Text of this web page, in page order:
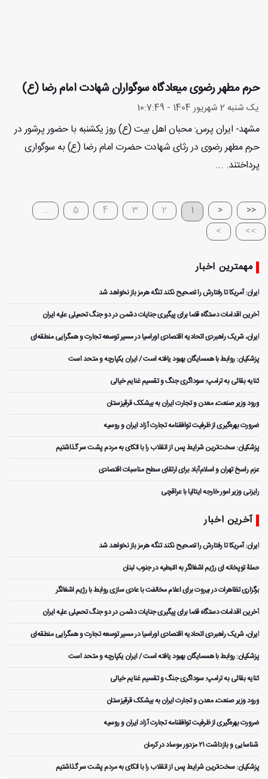
حرم مطهر رضوی میعادگاه سوگواران شهادت امام رضا (ع)
یک شنبه 2 شهریور 1404 - 10:7:49
مشهد- ایران پرس: محبان اهل بیت (ع) روز یکشنبه با حضور پرشور در
حرم مطهر رضوی در رثای شهادت حضرت امام رضا (ع) به سوگواری
پرداختند. ...
<<
<
1
2
3
4
5
...
>
>>
مهمترین اخبار
ایران: آمریکا تا رفتارش را تصحیح نکند تنگه هرمز باز نخواهد شد
آخرین اقدامات دستگاه قضا برای پیگیری جنایات دشمن در دو جنگ تحمیلی علیه ایران
ایران، شریک راهبردی اتحادیه اقتصادی اوراسیا در مسیر توسعه تجارت و همگرایی منطقه‌ای
پزشکیان: روابط با همسایگان بهبود یافته است / ایران یکپارچه و متحد است
کنایه بقائی به ترامپ: سوداگری جنگ و تقسیم غنایم خیالی
ورود وزیر صنعت، معدن و تجارت ایران به بیشکک قرقیزستان
ضرورت بهره‌گیری از ظرفیت توافقنامه تجارت آزاد ایران و روسیه
پزشکیان: سخت‌ترین شرایط پس از انقلاب را با اتکای به مردم پشت سر گذاشتیم
عزم راسخ تهران و اسلام‌آباد برای ارتقای سطح مناسبات اقتصادی
رایزنی وزیر امور خارجه ایتالیا با عراقچی
آخرین اخبار
ایران: آمریکا تا رفتارش را تصحیح نکند تنگه هرمز باز نخواهد شد
حملۀ توپخانه ای رژیم اشغالگر به النبطیه در جنوب لبنان
برگزاری تظاهرات در بیروت برای اعلام مخالفت با عادی سازی روابط با رژیم اشغالگر
آخرین اقدامات دستگاه قضا برای پیگیری جنایات دشمن در دو جنگ تحمیلی علیه ایران
ایران، شریک راهبردی اتحادیه اقتصادی اوراسیا در مسیر توسعه تجارت و همگرایی منطقه‌ای
پزشکیان: روابط با همسایگان بهبود یافته است / ایران یکپارچه و متحد است
کنایه بقائی به ترامپ: سوداگری جنگ و تقسیم غنایم خیالی
ورود وزیر صنعت، معدن و تجارت ایران به بیشکک قرقیزستان
ضرورت بهره‌گیری از ظرفیت توافقنامه تجارت آزاد ایران و روسیه
️ شناسایی و بازداشت ۲۱ مزدور موساد در کرمان
پزشکیان: سخت‌ترین شرایط پس از انقلاب را با اتکای به مردم پشت سر گذاشتیم